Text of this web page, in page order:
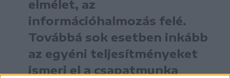
elmélet, az
információhalmozás felé.
Továbbá sok esetben inkább
az egyéni teljesítményeket
ismeri el a csapatmunka